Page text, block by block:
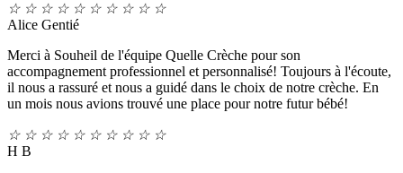
☆ ☆ ☆ ☆ ☆ ☆ ☆ ☆ ☆ ☆
Alice Gentié
Merci à Souheil de l'équipe Quelle Crèche pour son
accompagnement professionnel et personnalisé! Toujours à l'écoute,
il nous a rassuré et nous a guidé dans le choix de notre crèche. En
un mois nous avions trouvé une place pour notre futur bébé!
☆ ☆ ☆ ☆ ☆ ☆ ☆ ☆ ☆ ☆
H B